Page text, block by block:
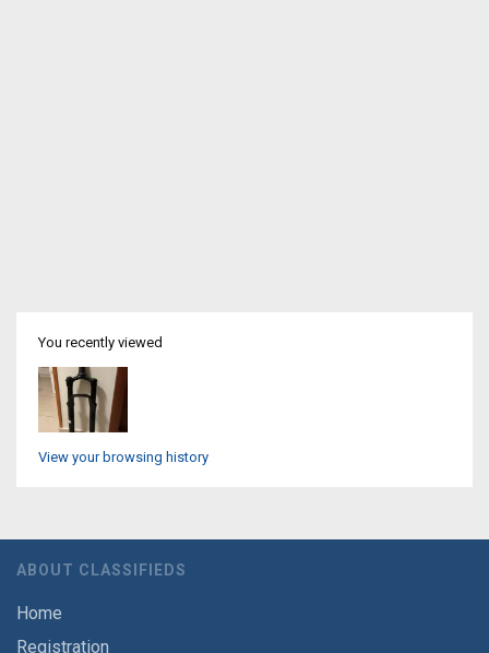
You recently viewed
View your browsing history
ABOUT CLASSIFIEDS
Home
Registration